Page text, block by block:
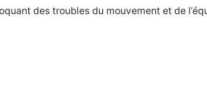
des troubles du mouvement et de